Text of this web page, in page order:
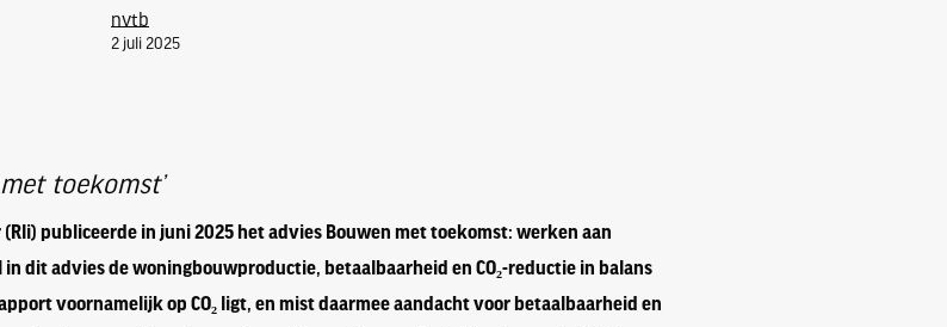
nvtb
2 juli 2025
toekomst’
publiceerde in juni 2025 het advies Bouwen met toekomst: werken aan
dit advies de woningbouwproductie, betaalbaarheid en CO₂-reductie in balans
voornamelijk op CO₂ ligt, en mist daarmee aandacht voor betaalbaarheid en